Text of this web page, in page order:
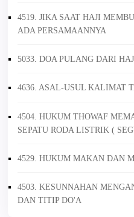
4519. JIKA SAAT HAJI
ADA PERSAMAANNYA
5033. DOA PULANG DARI
4636. ASAL-USUL KALIMAT
4504. HUKUM THOWAF
SEPATU RODA LISTRIK (
4529. HUKUM MAKAN DAN
4503. KESUNNAHAN
DAN TITIP DO'A